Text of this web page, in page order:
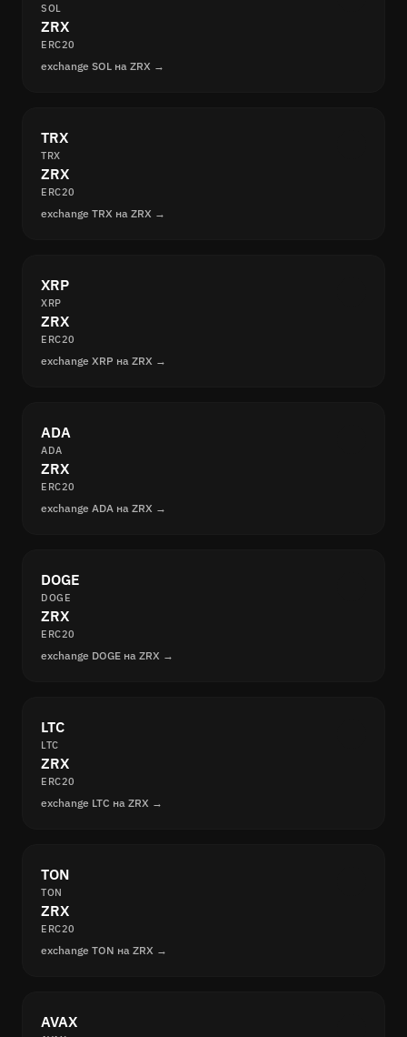
SOL
ZRX
ERC20
exchange SOL на ZRX →
TRX
TRX
ZRX
ERC20
exchange TRX на ZRX →
XRP
XRP
ZRX
ERC20
exchange XRP на ZRX →
ADA
ADA
ZRX
ERC20
exchange ADA на ZRX →
DOGE
DOGE
ZRX
ERC20
exchange DOGE на ZRX →
LTC
LTC
ZRX
ERC20
exchange LTC на ZRX →
TON
TON
ZRX
ERC20
exchange TON на ZRX →
AVAX